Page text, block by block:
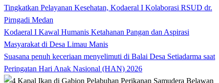
Tingkatkan Pelayanan Kesehatan, Kodaeral I Kolaborasi RSUD dr.
Pirngadi Medan‎
Kodaeral I Kawal Humanis Ketahanan Pangan dan Aspirasi
Masyarakat di Desa Limau Manis
Suasana penuh keceriaan menyelimuti di Balai Desa Setiadarma saat
Peringatan Hari Anak Nasional (HAN) 2026